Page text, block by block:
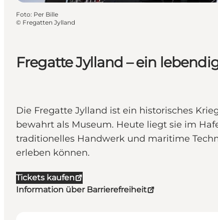
Fregatte Jylland – ein
Die Fregatte Jylland ist ein historisches
bewahrt als Museum. Heute liegt sie im
traditionelles Handwerk und maritime
erleben können.
Tickets kaufen
Information über Barrierefreiheit
Foto: Per Bille
© Fregatten Jylland